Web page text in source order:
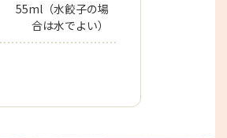
55ml（水餃子の場
合は水でよい）